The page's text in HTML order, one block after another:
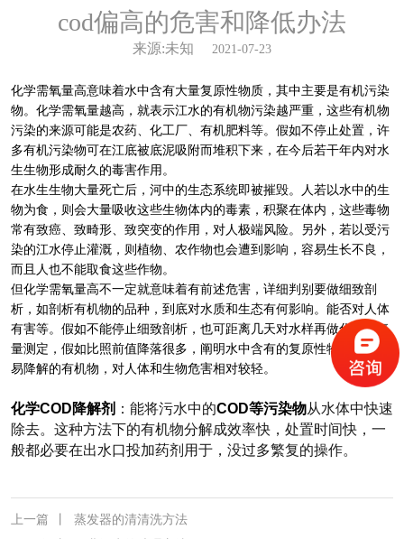
cod偏高的危害和降低办法
来源:未知 2021-07-23
化学需氧量高意味着水中含有大量复原性物质，其中主要是有机污染
物。化学需氧量越高，就表示江水的有机物污染越严重，这些有机物
污染的来源可能是农药、化工厂、有机肥料等。假如不停止处置，许
多有机污染物可在江底被底泥吸附而堆积下来，在今后若干年内对水
生生物形成耐久的毒害作用。
在水生生物大量死亡后，河中的生态系统即被摧毁。人若以水中的生
物为食，则会大量吸收这些生物体内的毒素，积聚在体内，这些毒物
常有致癌、致畸形、致突变的作用，对人极端风险。另外，若以受污
染的江水停止灌溉，则植物、农作物也会遭到影响，容易生长不良，
而且人也不能取食这些作物。
但化学需氧量高不一定就意味着有前述危害，详细判别要做细致剖
析，如剖析有机物的品种，到底对水质和生态有何影响。能否对人体
有害等。假如不能停止细致剖析，也可距离几天对水样再做化学需氧
量测定，假如比照前值降落很多，阐明水中含有的复原性物质主要是
易降解的有机物，对人体和生物危害相对较轻。
化学COD降解剂 ：能将污水中的COD等污染物从水体中快速
除去。这种方法下的有机物分解成效率快，处置时间快，一
般都必要在出水口投加药剂用于，没过多繁复的操作。
上一篇
蒸发器的清清洗方法